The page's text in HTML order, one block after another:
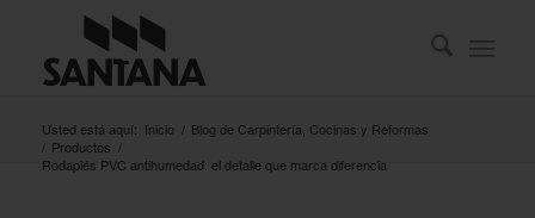
Usted está aquí: Inicio / Blog de Carpintería, Cocinas y Reformas
/ Productos /
Rodapiés PVC antihumedad: el detalle que marca diferencia